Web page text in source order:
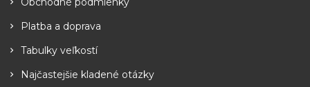
Platba a doprava
Tabulky veľkostí
Najčastejšie kladené otázky